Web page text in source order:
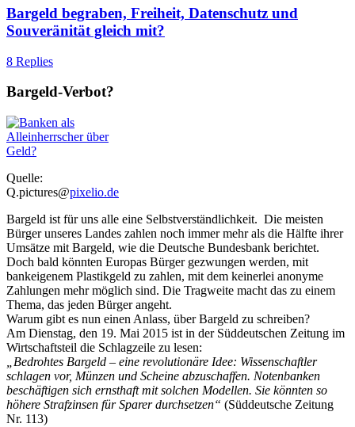
Bargeld begraben, Freiheit, Datenschutz und
Souveränität gleich mit?
8 Replies
Bargeld-Verbot?
Quelle:
Q.pictures@pixelio.de
Bargeld ist für uns alle eine Selbstverständlichkeit. Die meisten
Bürger unseres Landes zahlen noch immer mehr als die Hälfte ihrer
Umsätze mit Bargeld, wie die Deutsche Bundesbank berichtet.
Doch bald könnten Europas Bürger gezwungen werden, mit
bankeigenem Plastikgeld zu zahlen, mit dem keinerlei anonyme
Zahlungen mehr möglich sind. Die Tragweite macht das zu einem
Thema, das jeden Bürger angeht.
Warum gibt es nun einen Anlass, über Bargeld zu schreiben?
Am Dienstag, den 19. Mai 2015 ist in der Süddeutschen Zeitung im
Wirtschaftsteil die Schlagzeile zu lesen:
„Bedrohtes Bargeld – eine revolutionäre Idee: Wissenschaftler
schlagen vor, Münzen und Scheine abzuschaffen. Notenbanken
beschäftigen sich ernsthaft mit solchen Modellen. Sie könnten so
höhere Strafzinsen für Sparer durchsetzen“ (Süddeutsche Zeitung
Nr. 113)